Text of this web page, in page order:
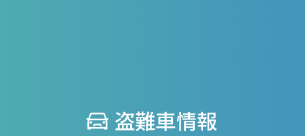
盗難車情報